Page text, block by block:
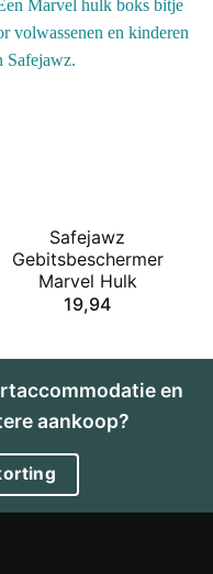
Safejawz
Gebitsbeschermer
Marvel Hulk
19,94
en
aankoop?